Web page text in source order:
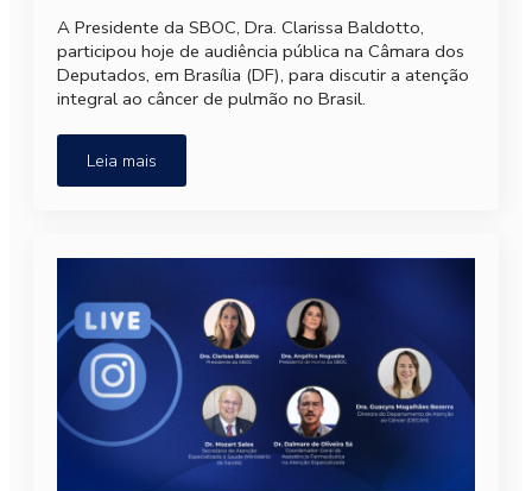
A Presidente da SBOC, Dra. Clarissa Baldotto,
participou hoje de audiência pública na Câmara dos
Deputados, em Brasília (DF), para discutir a atenção
integral ao câncer de pulmão no Brasil.
Leia mais